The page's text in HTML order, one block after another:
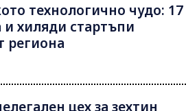
технологично чудо: 17
и хиляди стартъпи
региона
цех за зехтин